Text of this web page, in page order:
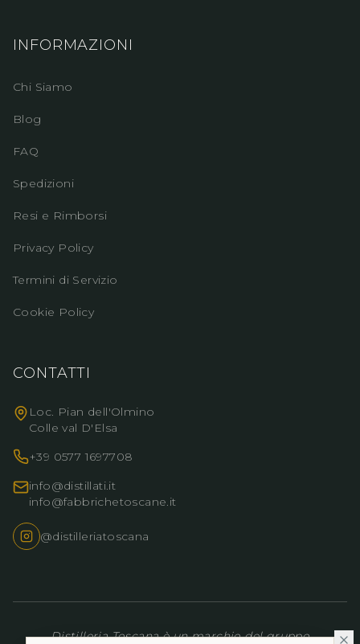
INFORMAZIONI
Chi Siamo
Blog
FAQ
Spedizioni
Resi e Rimborsi
Privacy Policy
Termini di Servizio
Cookie Policy
CONTATTI
Loc. Pian dell'Olmino
Colle val D'Elsa
+39 0577 1697708
info@distillati.it
info@fabbrichetoscane.it
@distilleriatoscana
Distilleria Toscanaè un marchio del gruppo